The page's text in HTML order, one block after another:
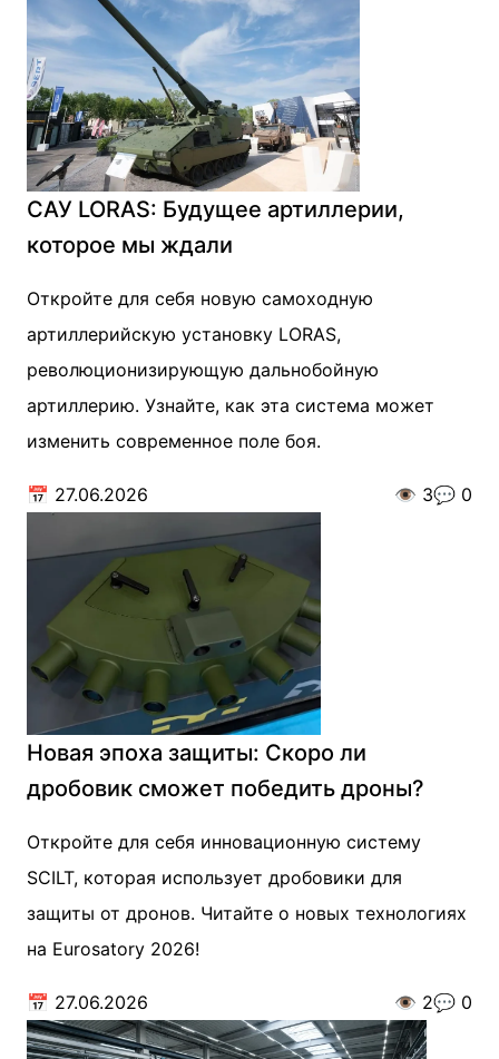
САУ LORAS: Будущее артиллерии,
которое мы ждали
Откройте для себя новую самоходную
артиллерийскую установку LORAS,
революционизирующую дальнобойную
артиллерию. Узнайте, как эта система может
изменить современное поле боя.
📅 27.06.2026 👁️ 3💬 0
Новая эпоха защиты: Скоро ли
дробовик сможет победить дроны?
Откройте для себя инновационную систему
SCILT, которая использует дробовики для
защиты от дронов. Читайте о новых технологиях
на Eurosatory 2026!
📅 27.06.2026 👁️ 2💬 0